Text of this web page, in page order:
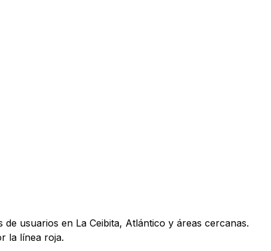
usuarios en La Ceibita, Atlántico y áreas cercanas.
la línea roja.